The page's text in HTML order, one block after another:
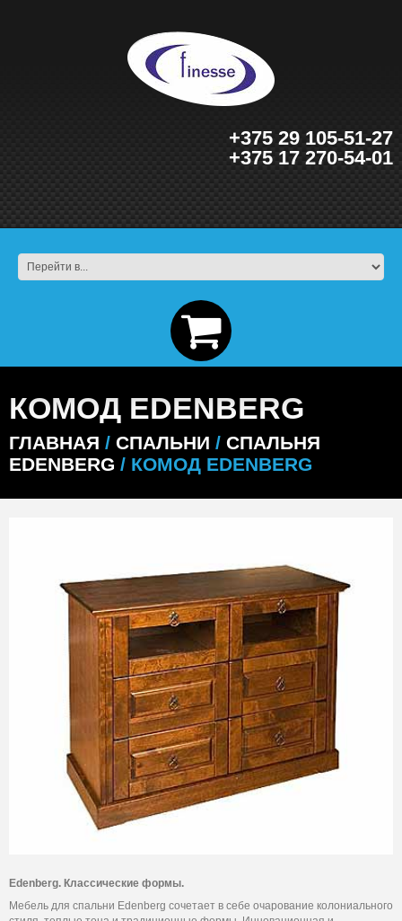
+375 29 105-51-27
+375 17 270-54-01
КОМОД EDENBERG
ГЛАВНАЯ / СПАЛЬНИ / СПАЛЬНЯ
EDENBERG / КОМОД EDENBERG
Edenberg. Классические формы.
Мебель для спальни Edenberg сочетает в себе очарование колониального